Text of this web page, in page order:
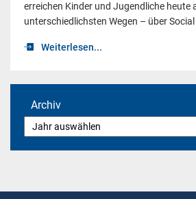
erreichen Kinder und Jugendliche heute
unterschiedlichsten Wegen – über
Weiterlesen...
Archiv